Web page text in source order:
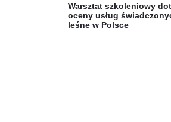
Warsztat szkoleniowy
oceny usług
leśne w Polsce